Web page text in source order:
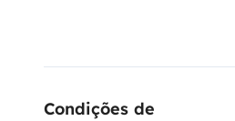
Condições de